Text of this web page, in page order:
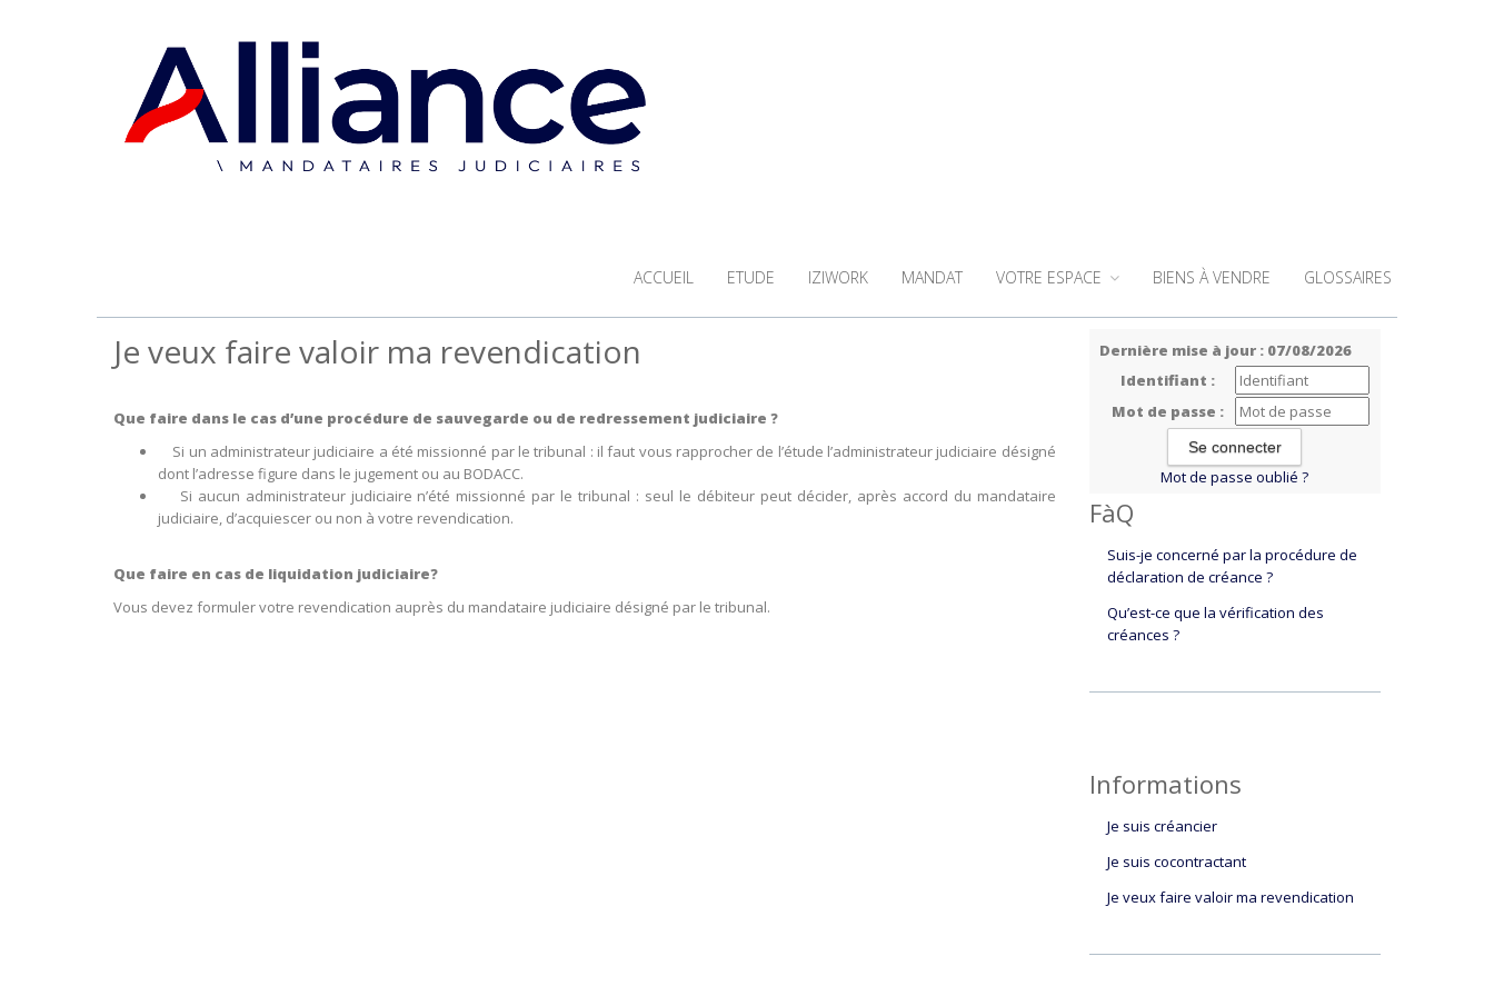
ACCUEIL ETUDE IZIWORK MANDAT VOTRE ESPACE BIENS À VENDRE GLOSSAIRES
Dernière mise à jour : 07/08/2026
Identifiant :
Mot de passe :
Mot de passe oublié ?
FàQ
Suis-je concerné par la procédure de
déclaration de créance ?
Qu’est-ce que la vérification des
créances ?
Informations
Je suis créancier
Je suis cocontractant
Je veux faire valoir ma revendication
Je veux faire valoir ma revendication
Que faire dans le cas d’une procédure de sauvegarde ou de redressement judiciaire ?
Si un administrateur judiciaire a été missionné par le tribunal : il faut vous rapprocher de l’étude l’administrateur judiciaire désigné
dont l’adresse figure dans le jugement ou au BODACC.
Si aucun administrateur judiciaire n’été missionné par le tribunal : seul le débiteur peut décider, après accord du mandataire
judiciaire, d’acquiescer ou non à votre revendication.
Que faire en cas de liquidation judiciaire?
Vous devez formuler votre revendication auprès du mandataire judiciaire désigné par le tribunal.